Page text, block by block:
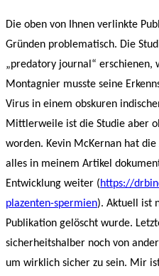
Die oben von Ihnen verlinkte
Gründen problematisch. Die
„predatory journal“ erschienen,
Montagnier musste seine
Virus in einem obskuren
Mittlerweile ist die Studie aber
worden. Kevin McKernan hat
alles in meinem Artikel
Entwicklung weiter (https://
plazenten-spermien). Aktuell ist
Publikation gelöscht wurde.
sicherheitshalber noch von
um wirklich sicher zu sein. Mir